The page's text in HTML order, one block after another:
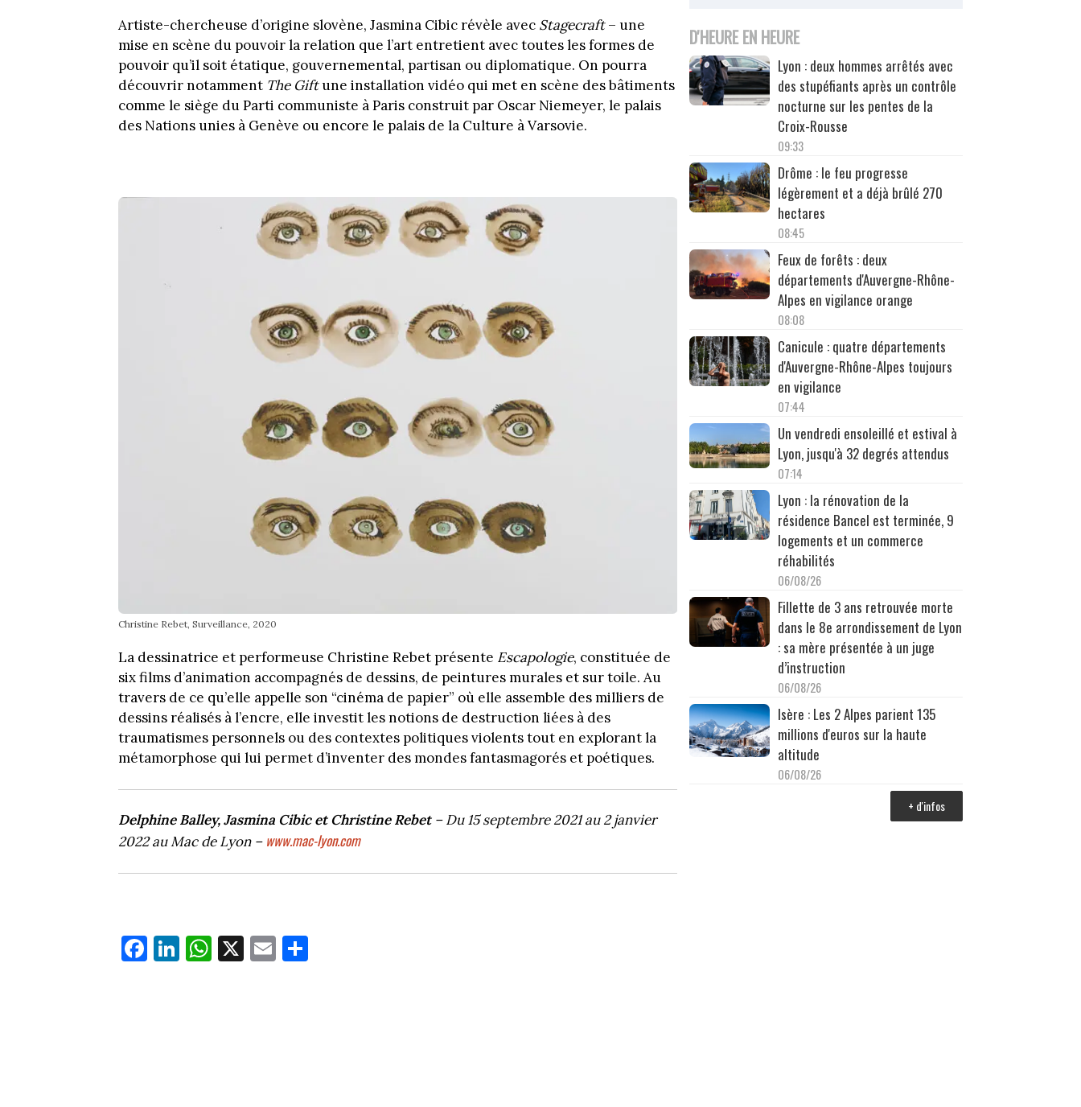
Artiste-chercheuse d’origine slovène, Jasmina Cibic révèle avec Stagecraft– une
mise en scène du pouvoir la relation que l’art entretient avec toutes les formes de
pouvoir qu’il soit étatique, gouvernemental, partisan ou diplomatique. On pourra
découvrir notamment The Giftune installation vidéo qui met en scène des bâtiments
comme le siège du Parti communiste à Paris construit par Oscar Niemeyer, le palais
des Nations unies à Genève ou encore le palais de la Culture à Varsovie.
Christine Rebet, Surveillance, 2020
La dessinatrice et performeuse Christine Rebet présente Escapologie, constituée de
six films d’animation accompagnés de dessins, de peintures murales et sur toile. Au
travers de ce qu’elle appelle son “cinéma de papier” où elle assemble des milliers de
dessins réalisés à l’encre, elle investit les notions de destruction liées à des
traumatismes personnels ou des contextes politiques violents tout en explorant la
métamorphose qui lui permet d’inventer des mondes fantasmagorés et poétiques.
Delphine Balley, Jasmina Cibic et Christine Rebet– Du 15 septembre 2021 au 2 janvier
2022 au Mac de Lyon – www.mac-lyon.com
Fa
ce
Li
nk
W
ha
X E
m
D'HEURE EN HEURE
Lyon : deux hommes arrêtés avec
des stupéfiants après un contrôle
nocturne sur les pentes de la
Croix-Rousse
09:33
Drôme : le feu progresse
légèrement et a déjà brûlé 270
hectares
08:45
Feux de forêts : deux
départements d'Auvergne-Rhône-
Alpes en vigilance orange
08:08
Canicule : quatre départements
d'Auvergne-Rhône-Alpes toujours
en vigilance
07:44
Un vendredi ensoleillé et estival à
Lyon, jusqu'à 32 degrés attendus
07:14
Lyon : la rénovation de la
résidence Bancel est terminée, 9
logements et un commerce
réhabilités
06/08/26
Fillette de 3 ans retrouvée morte
dans le 8e arrondissement de Lyon
: sa mère présentée à un juge
d’instruction
06/08/26
Isère : Les 2 Alpes parient 135
millions d'euros sur la haute
altitude
06/08/26
+ d'infos